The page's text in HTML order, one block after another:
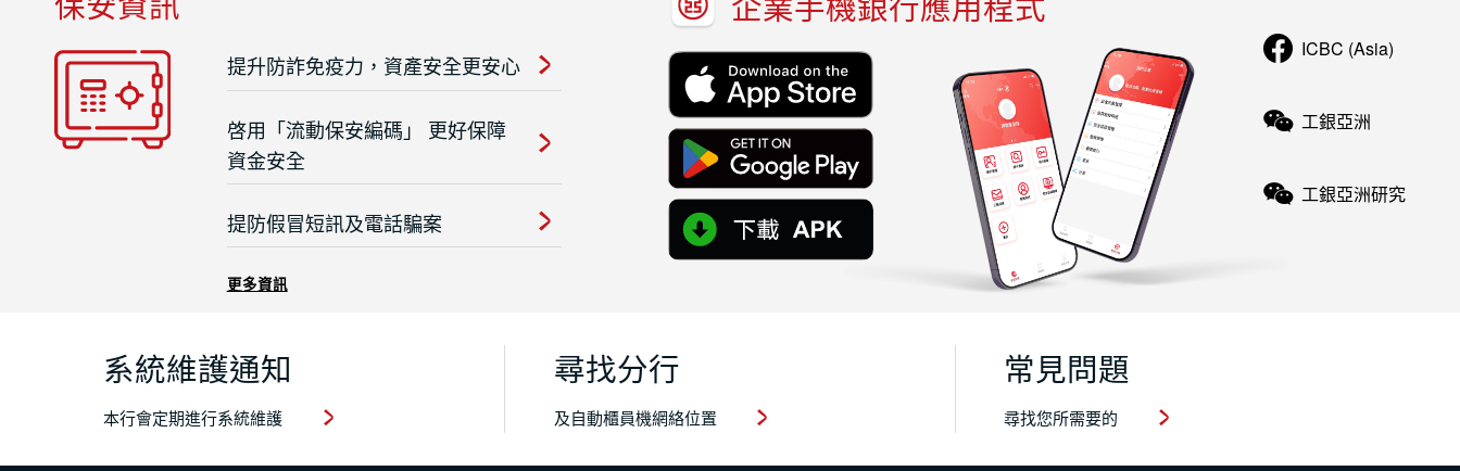
提升防詐免疫力，資產安全更安心
啓用「流動保安編碼」 更好保障
資金安全
提防假冒短訊及電話騙案
更多資訊
ICBC (Asia)
工銀亞洲
工銀亞洲研究
系統維護通知
本行會定期進行系統維護
尋找分行
及自動櫃員機網絡位置
常見問題
尋找您所需要的